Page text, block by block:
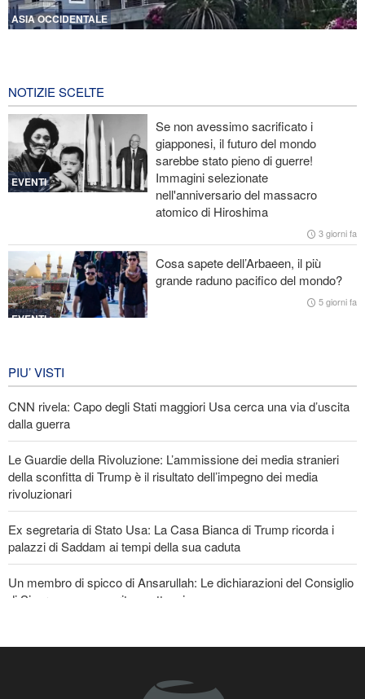
ASIA OCCIDENTALE
Portavoce dell’Esercito iraniano: L’ordine iraniano nello Stretto di
Hormuz è irreversibile
Ex segretaria di Stato Usa: La Casa Bianca di Trump ricorda i
palazzi di Saddam ai tempi della sua caduta
CNN rivela: Capo degli Stati maggiori Usa cerca una via d’uscita
Le Guardie della Rivoluzione: L’ammissione dei media stranieri
della sconfitta di Trump è il risultato dell’impegno dei media
rivoluzionari
NOTIZIE SCELTE
EVENTI
Se non avessimo sacrificato i
giapponesi, il futuro del mondo
sarebbe stato pieno di guerre!
Immagini selezionate
nell'anniversario del massacro
atomico di Hiroshima
3 giorni fa
EVENTI
Cosa sapete dell’Arbaeen, il più
grande raduno pacifico del mondo?
5 giorni fa
EVENTI
PIU’ VISTI
CNN rivela: Capo degli Stati maggiori Usa cerca una via d’uscita
dalla guerra
Le Guardie della Rivoluzione: L’ammissione dei media stranieri
della sconfitta di Trump è il risultato dell’impegno dei media
rivoluzionari
Ex segretaria di Stato Usa: La Casa Bianca di Trump ricorda i
palazzi di Saddam ai tempi della sua caduta
Un membro di spicco di Ansarullah: Le dichiarazioni del Consiglio
di Sicurezza non meritano attenzione
abbracciare la vera fratellanza
Violente esplosioni nel sud del Libano e vasti incendi